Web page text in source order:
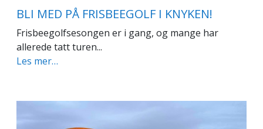
BLI MED PÅ FRISBEEGOLF I KNYKEN!
Frisbeegolfsesongen er i gang, og mange har
allerede tatt turen...
Les mer…